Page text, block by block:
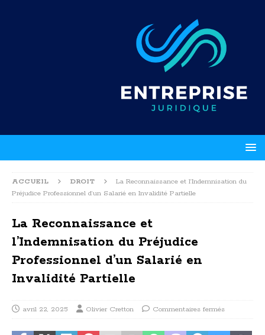
ACCUEIL DROIT
La Reconnaissance et l’Indemnisation du
Préjudice Professionnel d’un Salarié en Invalidité Partielle
La Reconnaissance et
l’Indemnisation du Préjudice
Professionnel d’un Salarié en
Invalidité Partielle
avril 22, 2025 Olivier Cretton Commentaires fermés